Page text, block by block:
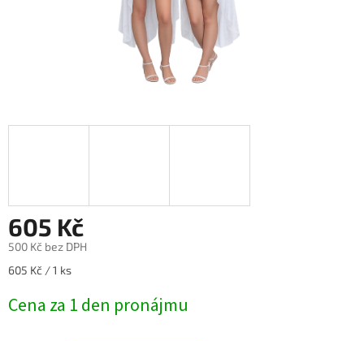
605 Kč
500 Kč bez DPH
Měrná
605 Kč / 1 ks
Cena za 1 den pronájmu